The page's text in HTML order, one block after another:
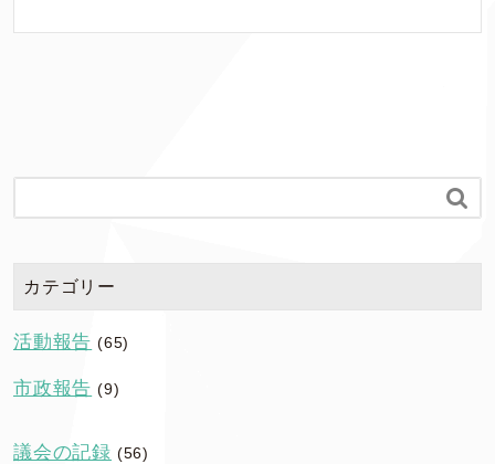

カテゴリー
活動報告 (65)
市政報告 (9)
議会の記録 (56)